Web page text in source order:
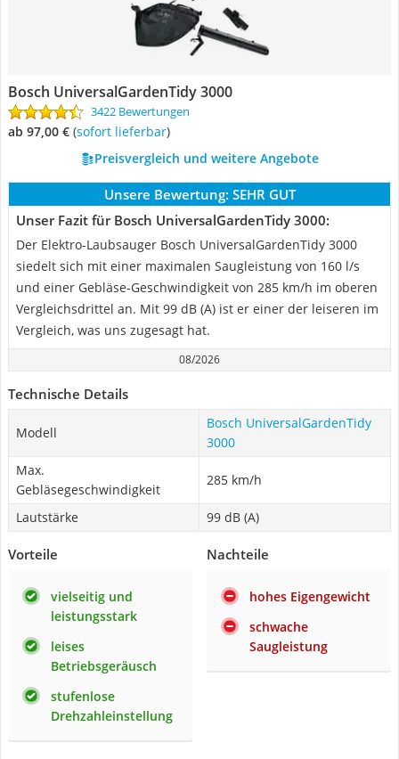
Bosch UniversalGardenTidy 3000
3422 Bewertungen
ab 97,00 € ( Sofort lieferbar)
Preisvergleich und weitere Angebote
Unsere Bewertung: SEHR GUT
Unser Fazit für Bosch UniversalGardenTidy 3000:
Der Elektro-Laubsauger Bosch UniversalGardenTidy 3000
siedelt sich mit einer maximalen Saugleistung von 160 l/s
und einer Gebläse-Geschwindigkeit von 285 km/h im oberen
Vergleichsdrittel an. Mit 99 dB (A) ist er einer der leiseren im
Vergleich, was uns zugesagt hat.
08/2026
Technische Details
Modell
Bosch UniversalGardenTidy
3000
Max.
Gebläsegeschwindigkeit
285 km/h
Lautstärke 99 dB (A)
Vorteile
vielseitig und
leistungsstark
leises
Betriebsgeräusch
stufenlose
Drehzahleinstellung
Nachteile
hohes Eigengewicht
schwache
Saugleistung